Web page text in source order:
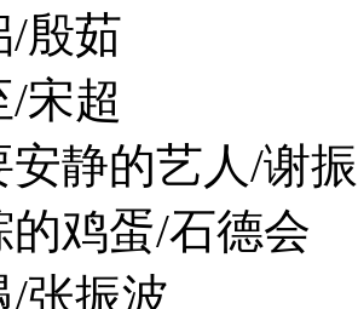
茹
超
静的艺人/谢振
鸡蛋/石德会
振波